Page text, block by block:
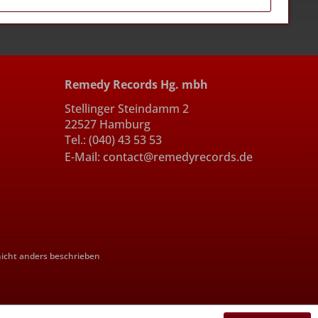
Remedy Records Hg. mbh
Stellinger Steindamm 2
22527 Hamburg
Tel.: (040) 43 53 53
E-Mail: contact@remedyrecords.de
anders beschrieben